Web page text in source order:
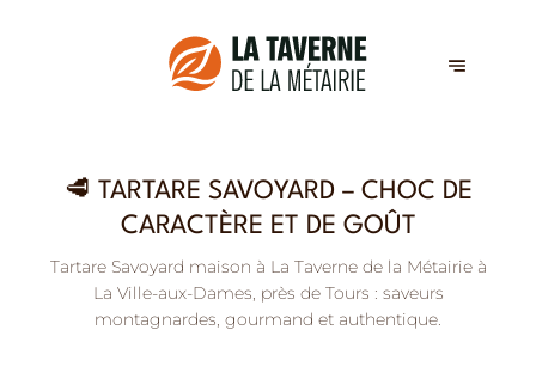
🥩 TARTARE SAVOYARD – CHOC DE
CARACTÈRE ET DE GOÛT
Tartare Savoyard maison à La Taverne de la Métairie à
La Ville-aux-Dames, près de Tours : saveurs
montagnardes, gourmand et authentique.